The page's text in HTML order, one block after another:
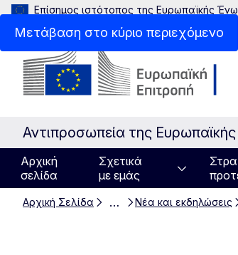
Μετάβαση στο κύριο περιεχόμενο
Επίσημος ιστότοπος της Ευρωπαϊκής
Αντιπροσωπεία της
Αρχική
σελίδα
Σχετικά
με εμάς
Αρχική Σελίδα … Νέα και εκδηλώσεις